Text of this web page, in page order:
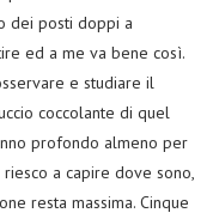
dei posti doppi a
ed a me va bene così.
e studiare il
coccolante di quel
profondo almeno per
a capire dove sono,
resta massima. Cinque